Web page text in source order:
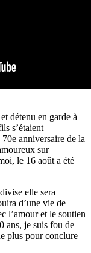
détenu en garde à
s’étaient
anniversaire de la
sur
le 16 août a été
elle sera
d’une vie de
l’amour et le soutien
ans, je suis fou de
plus pour conclure